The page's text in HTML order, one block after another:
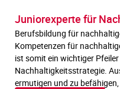
Juniorexperte für
Berufsbildung für
Kompetenzen für
ist somit ein wichtiger
Nachhaltigkeitsstrategie.
ermutigen und zu befähigen,